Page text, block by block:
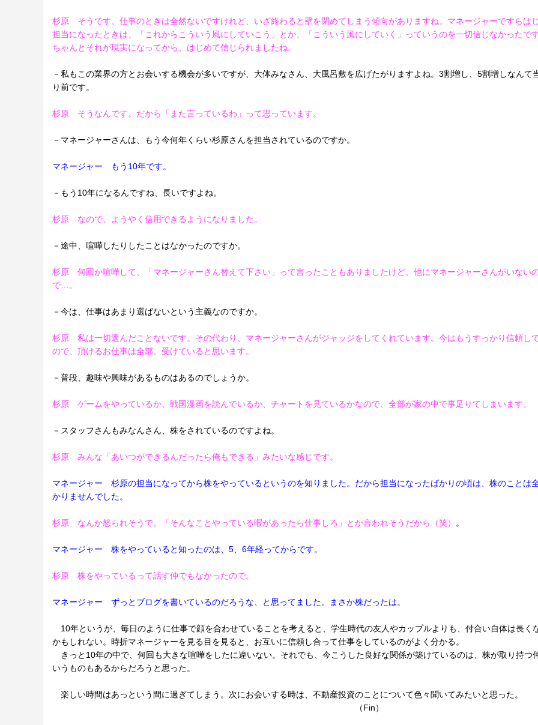
杉原 そうです。仕事のときは全然ないですけれど、いざ終わると壁を閉めてしまう傾向がありますね。マネージャーですらは
担当になったときは、「これからこういう風にしていこう」とか、「こういう風にしていく」っていうのを一切信じなかったです
ちゃんとそれが現実になってから、はじめて信じられましたね。
－私もこの業界の方とお会いする機会が多いですが、大体みなさん、大風呂敷を広げたがりますよね。3割増し、5割増しなんて
り前です。
杉原 そうなんです。だから「また言っているわ」って思っています。
－マネージャーさんは、もう今何年くらい杉原さんを担当されているのですか。
マネージャー もう10年です。
－もう10年になるんですね、長いですよね。
杉原 なので、ようやく信用できるようになりました。
－途中、喧嘩したりしたことはなかったのですか。
杉原 何回か喧嘩して、「マネージャーさん替えて下さい」って言ったこともありましたけど、他にマネージャーさんがいない
で…。
－今は、仕事はあまり選ばないという主義なのですか。
杉原 私は一切選んだことないです。その代わり、マネージャーさんがジャッジをしてくれています。今はもうすっかり信頼し
ので、頂けるお仕事は全部、受けていると思います。
－普段、趣味や興味があるものはあるのでしょうか。
杉原 ゲームをやっているか、戦国漫画を読んでいるか、チャートを見ているかなので、全部が家の中で事足りてしまいます。
－スタッフさんもみなんさん、株をされているのですよね。
杉原 みんな「あいつができるんだったら俺もできる」みたいな感じです。
マネージャー 杉原の担当になってから株をやっているというのを知りました。だから担当になったばかりの頃は、株のことは
かりませんでした。
杉原 なんか怒られそうで。「そんなことやっている暇があったら仕事しろ」とか言われそうだから（笑） 。
マネージャー 株をやっていると知ったのは、5、6年経ってからです。
杉原 株をやっているって話す仲でもなかったので。
マネージャー ずっとブログを書いているのだろうな、と思ってました。まさか株だったは。
10年というが、毎日のように仕事で顔を合わせていることを考えると、学生時代の友人やカップルよりも、付合い自体は長く
かもしれない。時折マネージャーを見る目を見ると、お互いに信頼し合って仕事をしているのがよく分かる。
きっと10年の中で、何回も大きな喧嘩をしたに違いない。それでも、今こうした良好な関係が築けているのは、株が取り持つ
いうものもあるからだろうと思った。
楽しい時間はあっという間に過ぎてしまう。次にお会いする時は、不動産投資のことについて色々聞いてみたいと思った。
（Fin）